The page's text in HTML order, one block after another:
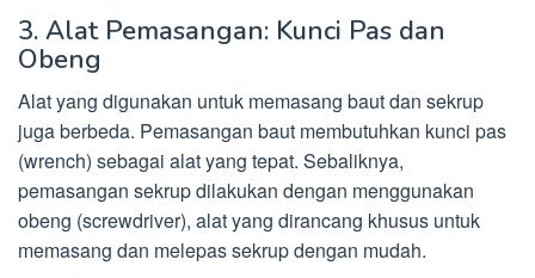
3. Alat Pemasangan: Kunci Pas dan
Obeng
Alat yang digunakan untuk memasang baut dan sekrup
juga berbeda. Pemasangan baut membutuhkan kunci pas
(wrench) sebagai alat yang tepat. Sebaliknya,
pemasangan sekrup dilakukan dengan menggunakan
obeng (screwdriver), alat yang dirancang khusus untuk
memasang dan melepas sekrup dengan mudah.